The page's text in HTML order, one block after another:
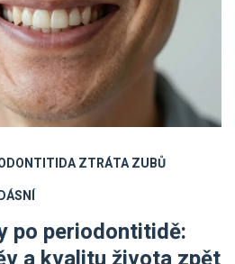
ZTRÁTA ZUBŮ
po periodontitidě: